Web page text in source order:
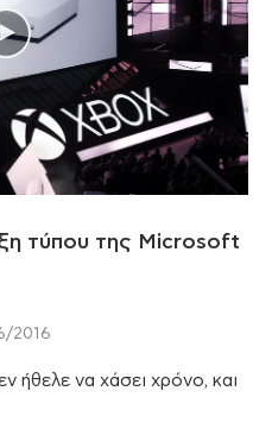
τύπου της Microsoft
2016
ήθελε να χάσει χρόνο, και